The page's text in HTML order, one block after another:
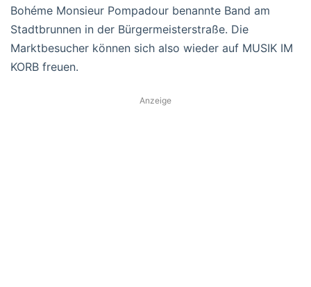
Bohéme Monsieur Pompadour benannte Band am
Stadtbrunnen in der Bürgermeisterstraße. Die
Marktbesucher können sich also wieder auf MUSIK IM
KORB freuen.
Anzeige